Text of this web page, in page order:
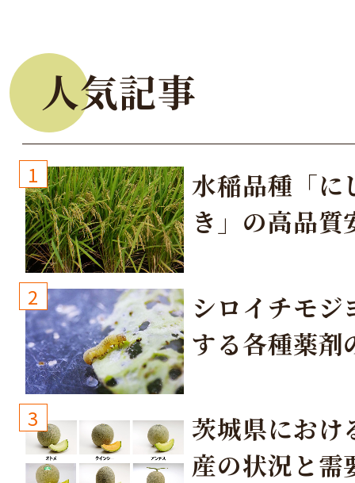
人気記事
1
水稲品種「に
き」の高品質
2
シロイチモジ
する各種薬剤
3
茨城県におけ
産の状況と需